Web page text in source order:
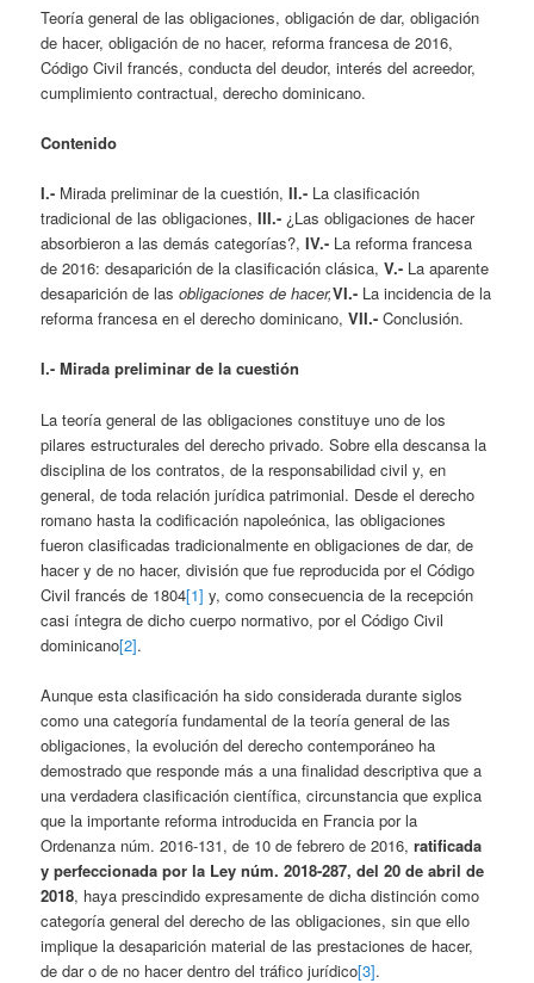
Teoría general de las obligaciones, obligación de dar, obligación
de hacer, obligación de no hacer, reforma francesa de 2016,
Código Civil francés, conducta del deudor, interés del acreedor,
cumplimiento contractual, derecho dominicano.
Contenido
I.- Mirada preliminar de la cuestión, II.- La clasificación
tradicional de las obligaciones,III.- ¿Las obligaciones de hacer
absorbieron a las demás categorías?, IV.- La reforma francesa
de 2016: desaparición de la clasificación clásica, V.- La aparente
desaparición de lasobligaciones de hacer,VI.- La incidencia de la
reforma francesa en el derecho dominicano, VII.-Conclusión.
I.- Mirada preliminar de la cuestión
La teoría general de las obligaciones constituye uno de los
pilares estructurales del derecho privado. Sobre ella descansa la
disciplina de los contratos, de la responsabilidad civil y, en
general, de toda relación jurídica patrimonial. Desde el derecho
romano hasta la codificación napoleónica, las obligaciones
fueron clasificadas tradicionalmente en obligaciones de dar, de
hacer y de no hacer, división que fue reproducida por el Código
Civil francés de 1804[1] y, como consecuencia de la recepción
casi íntegra de dicho cuerpo normativo, por el Código Civil
dominicano[2].
Aunque esta clasificación ha sido considerada durante siglos
como una categoría fundamental de la teoría general de las
obligaciones, la evolución del derecho contemporáneo ha
demostrado que responde más a una finalidad descriptiva que a
una verdadera clasificación científica, circunstancia que explica
que la importante reforma introducida en Francia por la
Ordenanza núm. 2016-131, de 10 de febrero de 2016,ratificada
y perfeccionada por la Ley núm. 2018-287, del 20 de abril de
2018, haya prescindido expresamente de dicha distinción como
categoría general del derecho de las obligaciones, sin que ello
implique la desaparición material de las prestaciones de hacer,
de dar o de no hacer dentro del tráfico jurídico[3].